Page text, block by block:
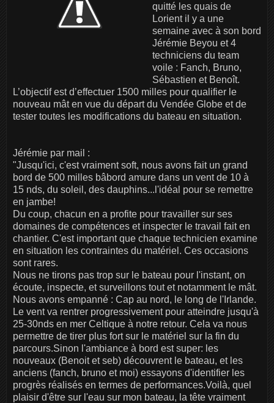
quitté les quais de
Lorient il y a une
semaine avec à son bord
Jérémie Beyou et 4
techniciens du team
voile : Fanch, Bruno,
Sébastien et Benoît.
L’objectif est d’effectuer 1500 milles pour qualifier le
nouveau mât en vue du départ du Vendée Globe et de
tester toutes les modifications du bateau en situation.
Jérémie par mail :
"Jusqu'ici, c'est vraiment soft, nous avons fait un grand
bord de 500 milles bâbord amure dans un vent de 10 à
15 nds, du soleil, des dauphins...l'idéal pour se remettre
en jambe!
Du coup, chacun en a profite pour travailler sur ses
domaines de compétences et inspecter le travail fait en
chantier. C'est important que chaque technicien examine
en situation les contraintes du matériel. Ces occasions
sont rares.
Nous ne tirons pas trop sur le bateau pour l'instant, on
écoute, inspecte, et surveillons tout et notamment le mât.
Nous avons empanné : Cap au nord, le long de l'Irlande.
Le vent va rentrer progressivement pour atteindre jusqu'à
25-30nds en mer Celtique à notre retour. Cela va nous
permettre de tirer plus fort sur le matériel sur la fin du
parcours.Sinon l'ambiance à bord est super: les
nouveaux (Benoit et seb) découvrent le bateau, et les
anciens (fanch, bruno et moi) essayons d'identifier les
progrès réalisés en termes de performances.Voilà, quel
plaisir d'être sur l'eau sur mon bateau, la tête vraiment